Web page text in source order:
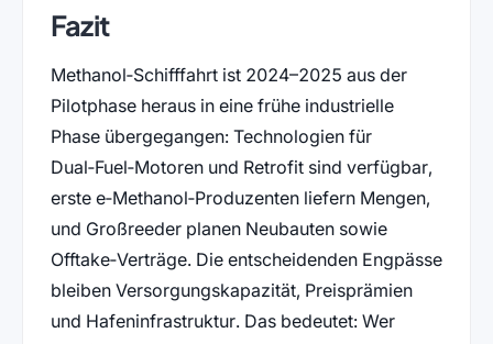
Fazit
Methanol‑Schifffahrt ist 2024–2025 aus der
Pilotphase heraus in eine frühe industrielle
Phase übergegangen: Technologien für
Dual‑Fuel‑Motoren und Retrofit sind verfügbar,
erste e‑Methanol‑Produzenten liefern Mengen,
und Großreeder planen Neubauten sowie
Offtake‑Verträge. Die entscheidenden Engpässe
bleiben Versorgungskapazität, Preisprämien
und Hafeninfrastruktur. Das bedeutet: Wer